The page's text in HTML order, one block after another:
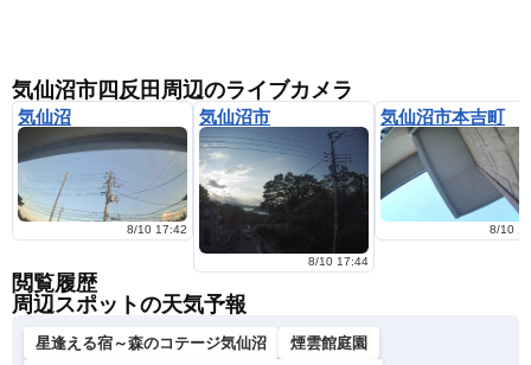
気仙沼市四反田周辺のライブカメラ
気仙沼
8/10 17:42
気仙沼市
8/10 17:44
気仙沼市本吉町
8/10
閲覧履歴
周辺スポットの天気予報
星逢える宿～森のコテージ気仙沼
煙雲館庭園